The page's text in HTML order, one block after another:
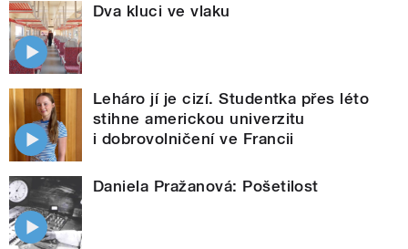
Dva kluci ve vlaku
Leháro jí je cizí. Studentka přes léto
stihne americkou univerzitu
i dobrovolničení ve Francii
Daniela Pražanová: Pošetilost